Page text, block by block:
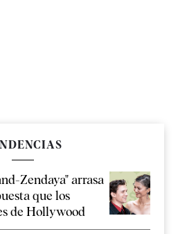
Zendaya" arrasa
que los
de Hollywood